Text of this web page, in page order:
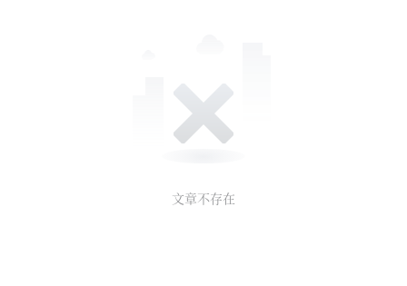
文章不存在